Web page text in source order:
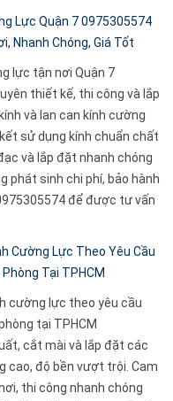
Lực Quận 7 0975305574
Nhanh Chóng, Giá Tốt
lực tận nơi Quận 7
thiết kế, thi công và lắp
và lan can kính cường
sử dụng kính chuẩn chất
và lắp đặt nhanh chóng
phát sinh chi phí, bảo hành
để được tư vấn
Cường Lực Theo Yêu Cầu
Tại TPHCM
cường lực theo yêu cầu
tại TPHCM
cắt mài và lắp đặt các
cao, độ bền vượt trội. Cam
thi công nhanh chóng